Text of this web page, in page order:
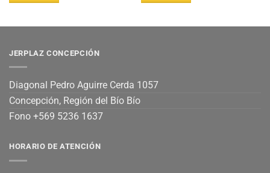
JERPLAZ CONCEPCIÓN
Diagonal Pedro Aguirre Cerda 1057
Concepción, Región del Bío Bío
Fono +569 5236 1637
HORARIO DE ATENCIÓN